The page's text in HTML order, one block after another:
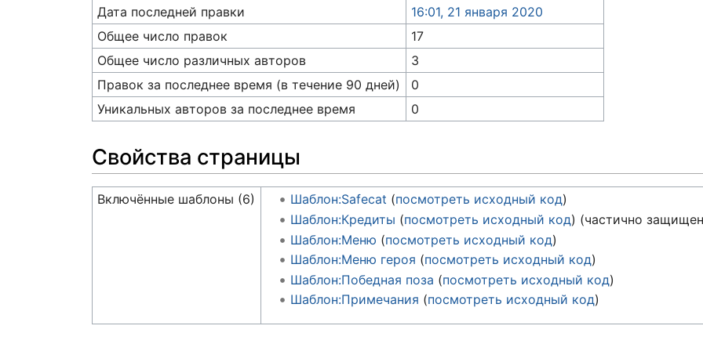
Дата последней правки
16:01, 21 января 2020
Общее число правок
17
Общее число различных авторов
3
Правок за последнее время (в течение 90 дней)
0
Уникальных авторов за последнее время
0
Свойства страницы
Включённые шаблоны (6) Шаблон:Safecat (посмотреть исходный код)
Шаблон:Кредиты (посмотреть исходный код) (частично
Шаблон:Меню (посмотреть исходный код)
Шаблон:Меню героя (посмотреть исходный код)
Шаблон:Победная поза (посмотреть исходный код)
Шаблон:Примечания (посмотреть исходный код)